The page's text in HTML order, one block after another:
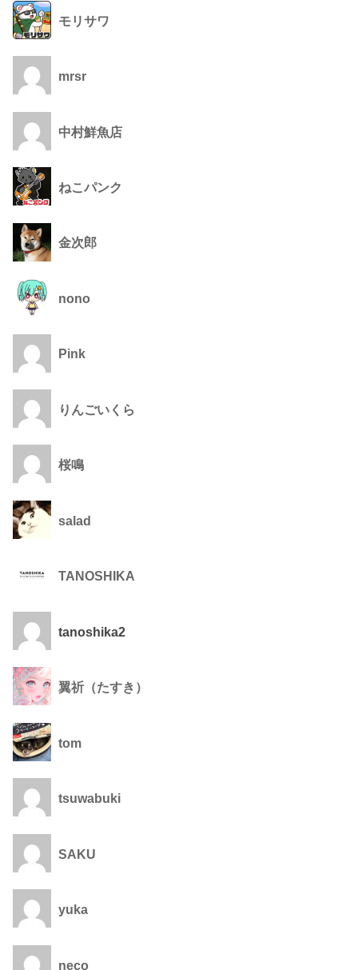
モリサワ
mrsr
中村鮮魚店
ねこパンク
金次郎
nono
Pink
りんごいくら
桜鳴
salad
TANOSHIKA
tanoshika2
翼祈（たすき）
tom
tsuwabuki
SAKU
yuka
neco